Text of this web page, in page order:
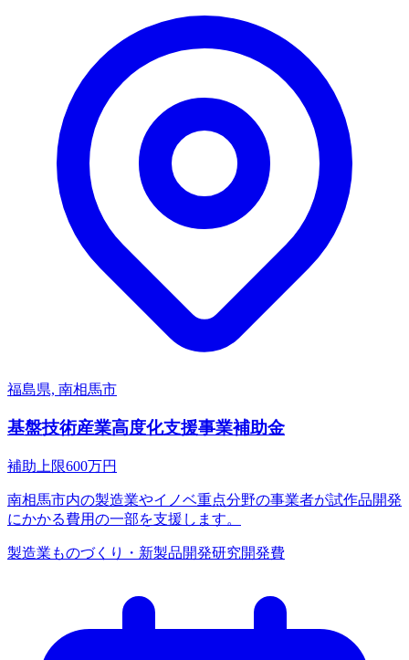
福島県, 南相馬市
基盤技術産業高度化支援事業補助金
補助上限600万円
南相馬市内の製造業やイノベ重点分野の事業者が試作品開発
にかかる費用の一部を支援します。
製造業 ものづくり・新製品開発研究開発費